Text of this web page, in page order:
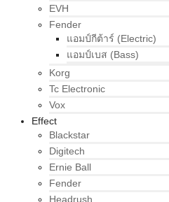
EVH
Fender
แอมป์กีต้าร์ (Electric)
แอมป์เบส (Bass)
Korg
Tc Electronic
Vox
Effect
Blackstar
Digitech
Ernie Ball
Fender
Headrush